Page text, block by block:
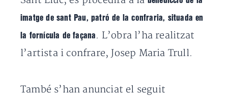
imatge de sant Pau, patró de la confraria, situada en
la fornícula de façana . L’obra l’ha realitzat
l’artista i confrare, Josep Maria Trull.
També s’han anunciat el seguit